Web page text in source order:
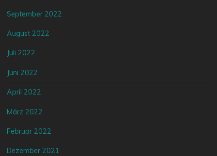
September 2022
August 2022
Juli 2022
Juni 2022
April 2022
März 2022
Februar 2022
Dezember 2021